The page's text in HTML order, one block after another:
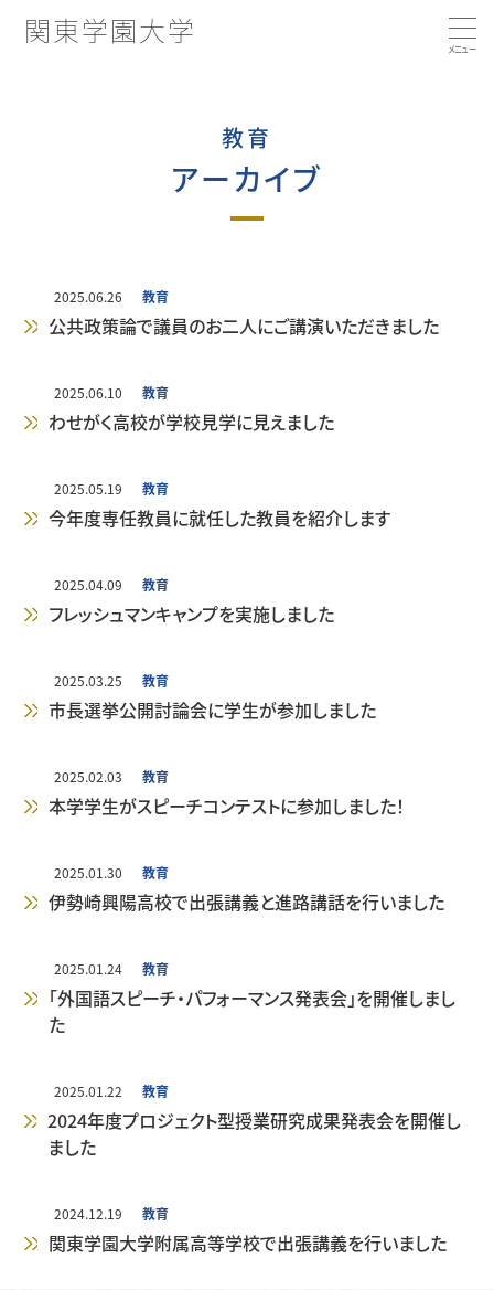
コンピテンシー育成プログラムとは
大学概要
キャンパス・施設
松平記念図書館
交通案内
学部・学科・コース
公共政策コース
経営・会計コース
国際ビジネスコース
スポーツマネジメントコース
経済学部経済学科
経済学部経営学科
一般教育担当教員
エクステンション（課外講座）
年間行事（学内イベント）
クラブ活動・学友会
学生サポート（福利厚生）
学生サポート（福利厚生）トップ
各種保険・学内美化
外国人留学生
卒業生の声
在学生の声
教員の声
地方創生研究所
地方創生研究所
編入学・転入学制度
企業の方へ
関東学園大学
教育
アーカイブ
2025.06.26 教育
公共政策論で議員のお二人にご講演いただきました
2025.06.10 教育
わせがく高校が学校見学に見えました
2025.05.19 教育
今年度専任教員に就任した教員を紹介します
2025.04.09 教育
フレッシュマンキャンプを実施しました
2025.03.25 教育
市長選挙公開討論会に学生が参加しました
2025.02.03 教育
本学学生がスピーチコンテストに参加しました！
2025.01.30 教育
伊勢崎興陽高校で出張講義と進路講話を行いました
2025.01.24 教育
「外国語スピーチ・パフォーマンス発表会」を開催しまし
た
2025.01.22 教育
2024年度プロジェクト型授業研究成果発表会を開催し
ました
2024.12.19 教育
関東学園大学附属高等学校で出張講義を行いました